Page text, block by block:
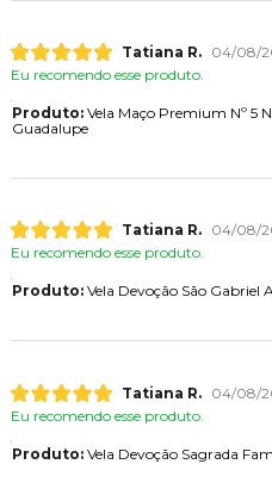
Tatiana R.
04/08/
Eu recomendo esse produto.
Produto:Vela Maço Premium Nº 5
Guadalupe
Tatiana R.
04/08/
Eu recomendo esse produto.
Produto:Vela Devoção São Gabriel
Tatiana R.
04/08/
Eu recomendo esse produto.
Produto:Vela Devoção Sagrada